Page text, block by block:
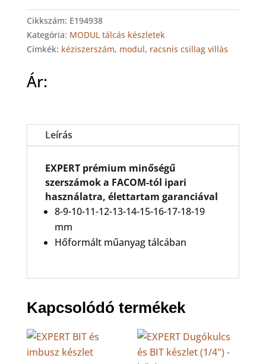
Cikkszám: E194938
Kategória: MODUL tálcás készletek
Címkék: kéziszerszám, modul, racsnis csillag villás
Ár:
Leírás
EXPERT prémium minőségű
szerszámok a FACOM-tól ipari
használatra, élettartam garanciával
8-9-10-11-12-13-14-15-16-17-18-19
mm
Hőformált műanyag tálcában
Kapcsolódó termékek